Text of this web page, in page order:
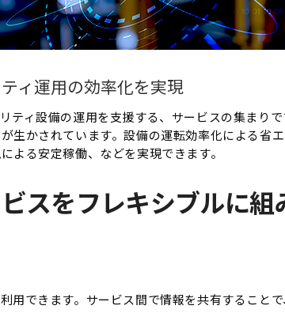
ィ運用の効率化を実現
ティ設備の運用を支援する、サービスの集まりで
生かされています。設備の運転効率化による
よる安定稼働、などを実現できます。
スをフレキシブルに組
用できます。サービス間で情報を共有することで